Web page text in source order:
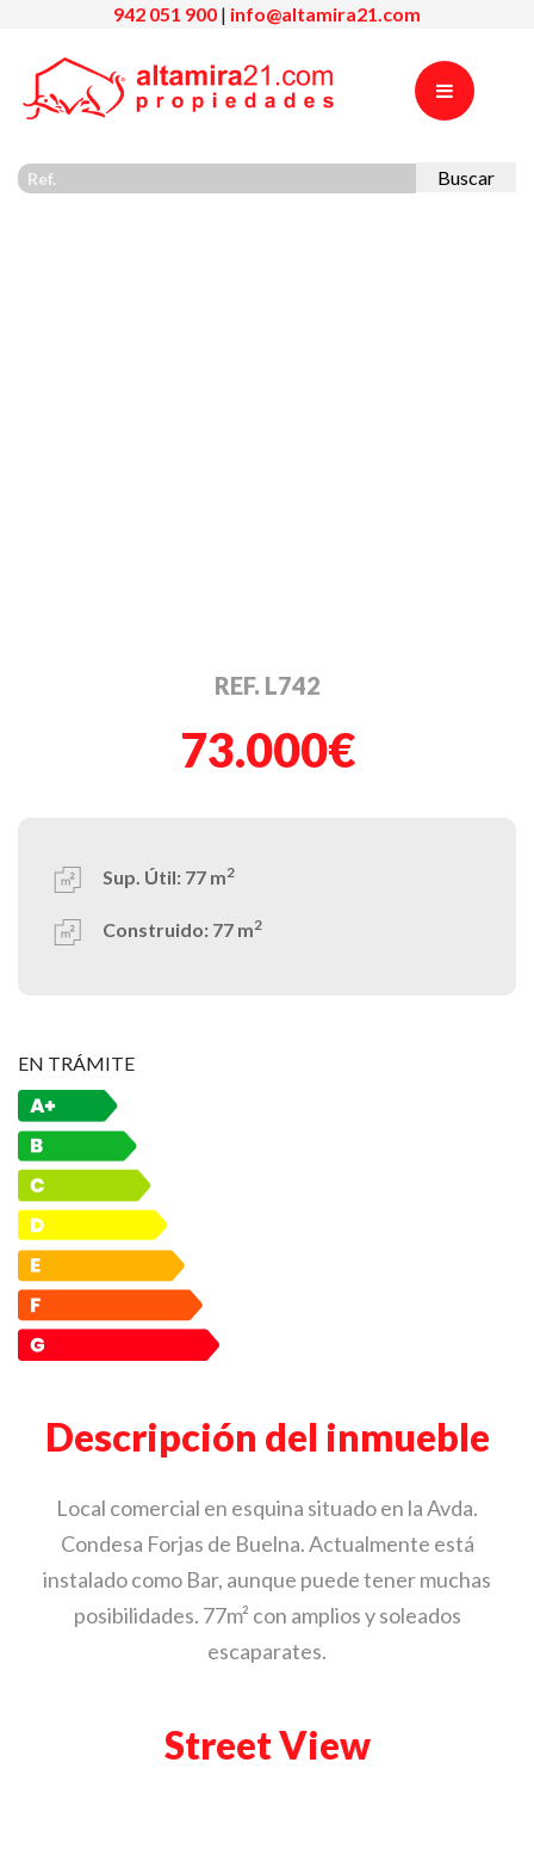
942 051 900 | info@altamira21.com
Buscar
REF. L742
73.000€
Sup. Útil: 77 m2
Construido: 77 m2
EN TRÁMITE
Descripción del inmueble
Local comercial en esquina situado en la Avda.
Condesa Forjas de Buelna. Actualmente está
instalado como Bar, aunque puede tener muchas
posibilidades. 77m² con amplios y soleados
escaparates.
Street View